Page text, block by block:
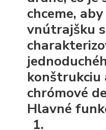
chceme,
vnútrajšku
konštrukciu
chrómové
Hlavné